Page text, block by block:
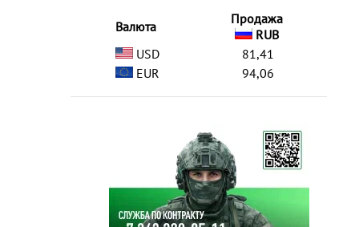
Валюта
Продажа
RUB
USD
81,41
EUR
94,06